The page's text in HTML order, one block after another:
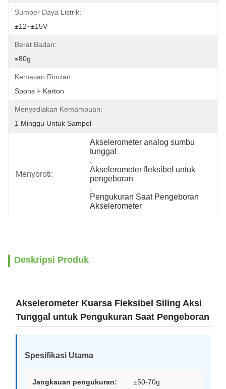
Sumber Daya Listrik:
±12~±15V
Berat Badan:
≤80g
Kemasan Rincian:
Spons + Karton
Menyediakan Kemampuan:
1 Minggu Untuk Sampel
Menyoroti:
Akselerometer analog sumbu
tunggal
,
Akselerometer fleksibel untuk
pengeboran
,
Pengukuran Saat Pengeboran
Akselerometer
Deskripsi Produk
Akselerometer Kuarsa Fleksibel Siling Aksi
Tunggal untuk Pengukuran Saat Pengeboran
Spesifikasi Utama
Jangkauan pengukuran: ±50-70g